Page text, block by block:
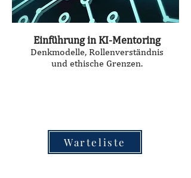
Einführung in KI-Mentoring
Denkmodelle, Rollenverständnis
und ethische Grenzen.
Warteliste